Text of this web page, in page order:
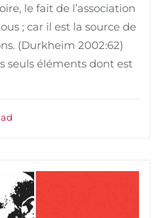
le fait de l’association
; car il est la source de
(Durkheim 2002:62)
seuls éléments dont est